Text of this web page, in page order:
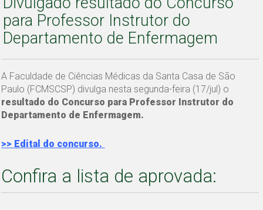
para Professor Instrutor do
Departamento de Enfermagem
A Faculdade de Ciências Médicas da Santa Casa de São
Paulo (FCMSCSP) divulga nesta segunda-feira (17/jul) o
resultado do Concurso para Professor Instrutor do
Departamento de Enfermagem.
>> Edital do concurso.
Confira a lista de aprovada: